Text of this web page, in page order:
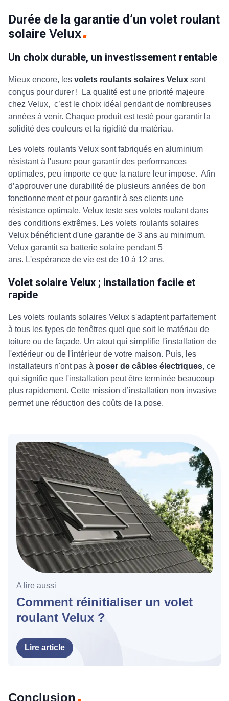
Durée de la garantie d’un volet roulant
solaire Velux
Un choix durable, un investissement rentable
Mieux encore, les volets roulants solaires Velux sont
conçus pour durer ! La qualité est une priorité majeure
chez Velux, c’est le choix idéal pendant de nombreuses
années à venir. Chaque produit est testé pour garantir la
solidité des couleurs et la rigidité du matériau.
Les volets roulants Velux sont fabriqués en aluminium
résistant à l'usure pour garantir des performances
optimales, peu importe ce que la nature leur impose. Afin
d’approuver une durabilité de plusieurs années de bon
fonctionnement et pour garantir à ses clients une
résistance optimale, Velux teste ses volets roulant dans
des conditions extrêmes. Les volets roulants solaires
Velux bénéficient d'une garantie de 3 ans au minimum.
Velux garantit sa batterie solaire pendant 5
ans. L'espérance de vie est de 10 à 12 ans.
Volet solaire Velux ; installation facile et
rapide
Les volets roulants solaires Velux s'adaptent parfaitement
à tous les types de fenêtres quel que soit le matériau de
toiture ou de façade. Un atout qui simplifie l'installation de
l'extérieur ou de l'intérieur de votre maison. Puis, les
installateurs n'ont pas à poser de câbles électriques, ce
qui signifie que l'installation peut être terminée beaucoup
plus rapidement. Cette mission d’installation non invasive
permet une réduction des coûts de la pose.
A lire aussi
Comment réinitialiser un volet
roulant Velux ?
Lire article
Conclusion